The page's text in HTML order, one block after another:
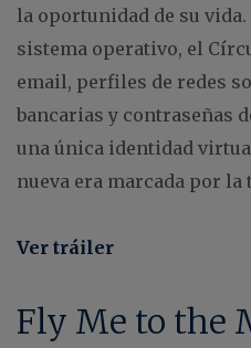
la oportunidad de su
sistema operativo, el
email, perfiles de redes
bancarias y contraseñas
una única identidad
nueva era marcada por
Ver tráiler
Fly Me to the